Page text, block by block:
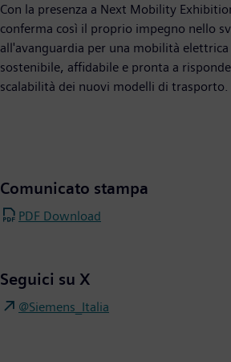
Con la presenza a Next Mobility
conferma così il proprio impegno nello
all'avanguardia per una mobilità
sostenibile, affidabile e pronta a
scalabilità dei nuovi modelli di trasporto.
Comunicato stampa
PDF Download
Seguici su X
@Siemens_Italia